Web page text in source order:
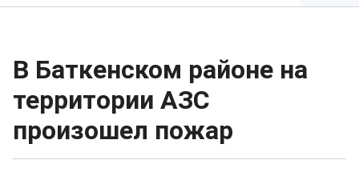
В Баткенском районе на
территории АЗС
произошел пожар